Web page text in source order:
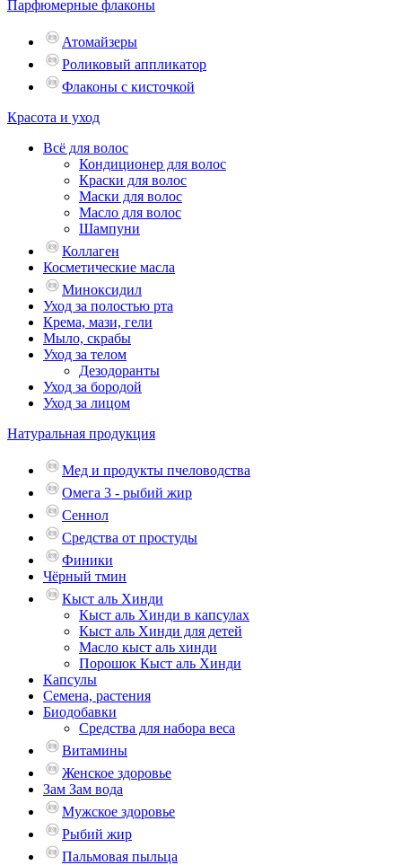
Парфюмерные флаконы
Атомайзеры
Роликовый аппликатор
Флаконы с кисточкой
Красота и уход
Всё для волос
Кондиционер для волос
Краски для волос
Маски для волос
Масло для волос
Шампуни
Коллаген
Косметические масла
Миноксидил
Уход за полостью рта
Крема, мази, гели
Мыло, скрабы
Уход за телом
Дезодоранты
Уход за бородой
Уход за лицом
Натуральная продукция
Мед и продукты пчеловодства
Омега 3 - рыбий жир
Сеннол
Средства от простуды
Финики
Чёрный тмин
Кыст аль Хинди
Кыст аль Хинди в капсулах
Кыст аль Хинди для детей
Масло кыст аль хинди
Порошок Кыст аль Хинди
Капсулы
Семена, растения
Биодобавки
Средства для набора веса
Витамины
Женское здоровье
Зам Зам вода
Мужское здоровье
Рыбий жир
Пальмовая пыльца